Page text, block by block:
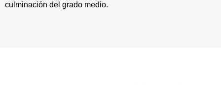
culminación del grado medio.